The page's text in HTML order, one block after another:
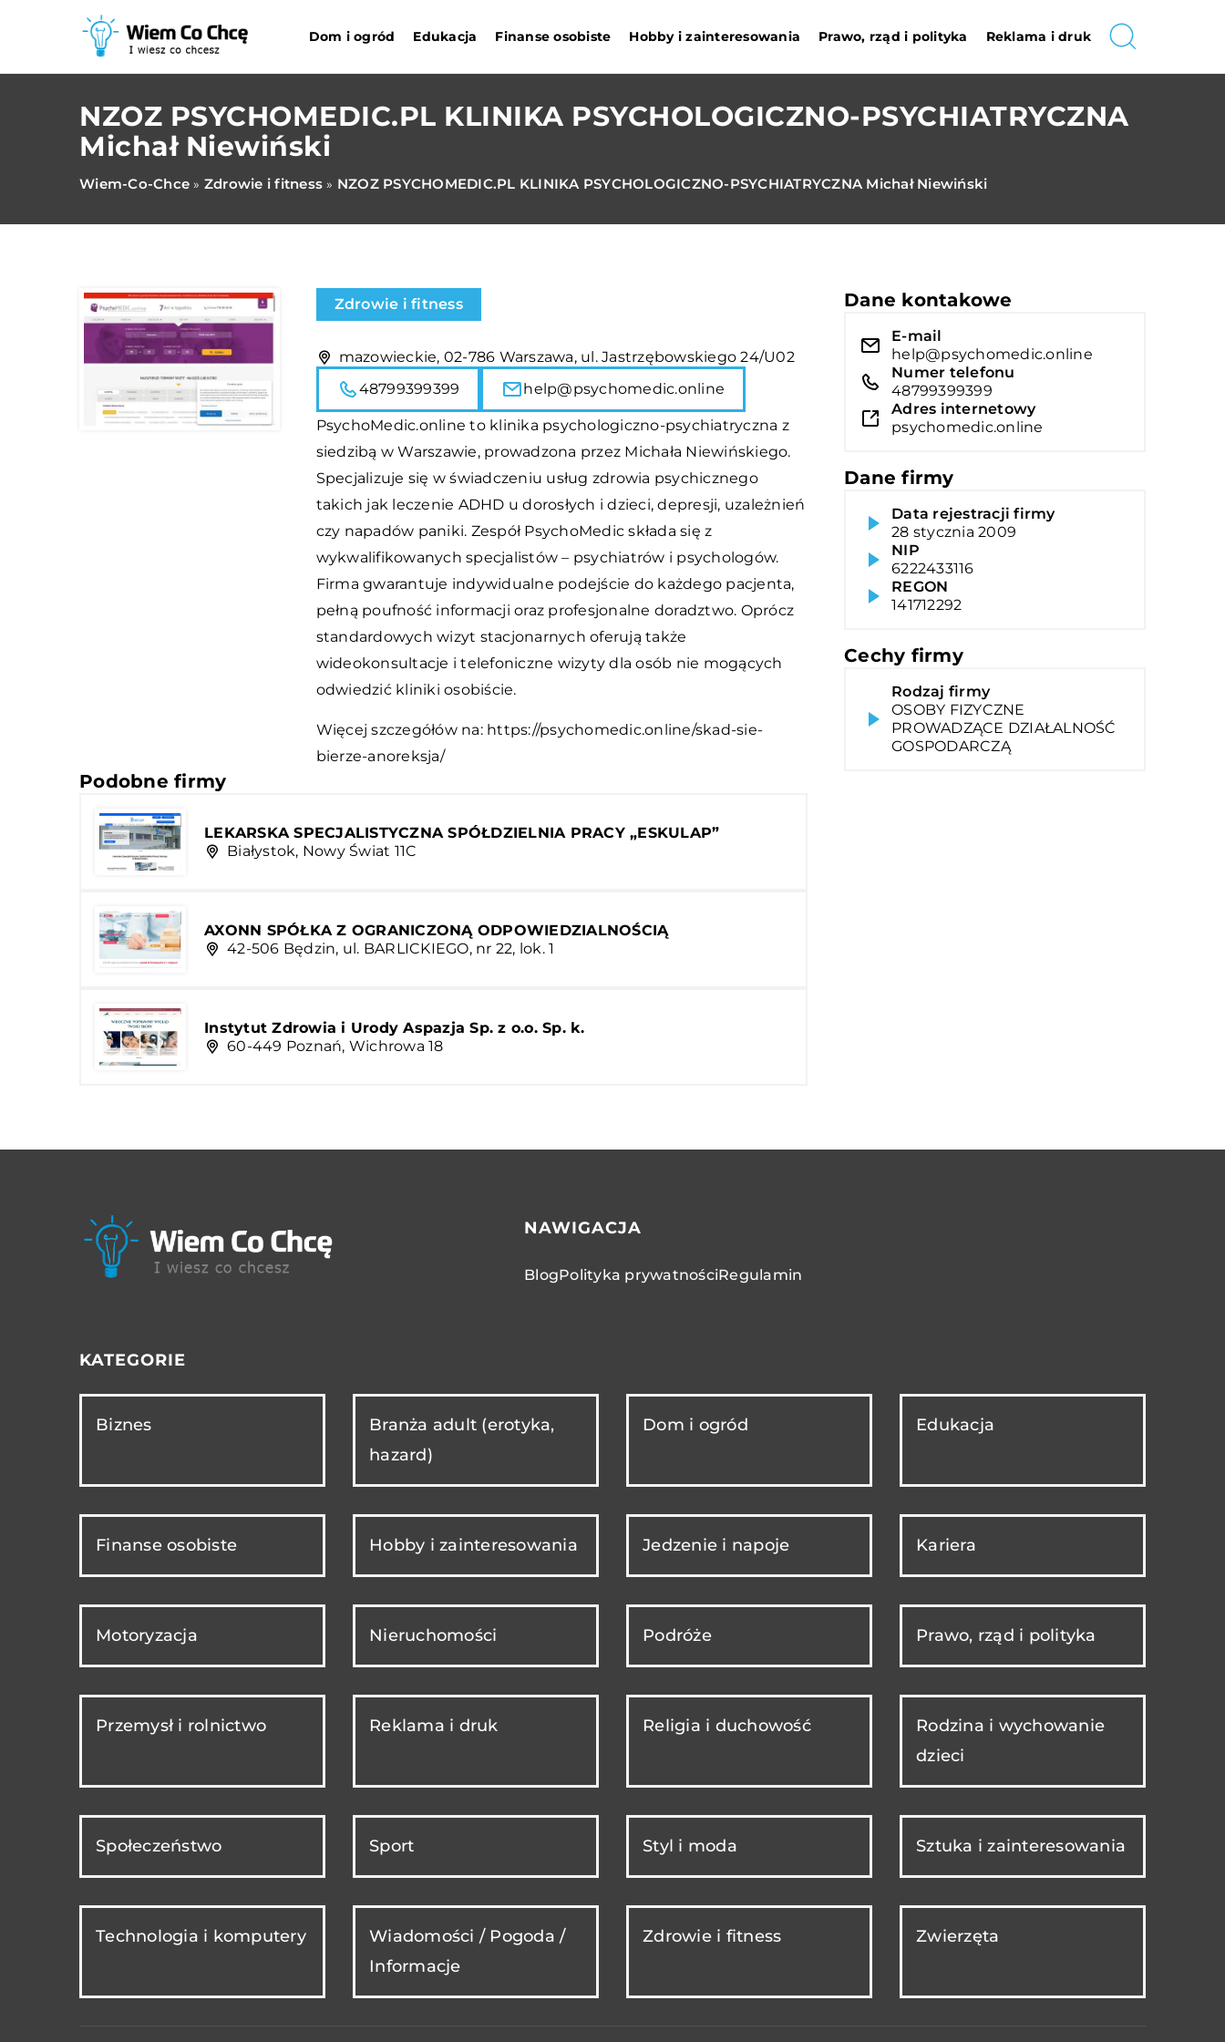
Dom i ogród Edukacja Finanse osobiste Hobby i zainteresowania Prawo, rząd i polityka Reklama i druk
NZOZ PSYCHOMEDIC.PL KLINIKA PSYCHOLOGICZNO-PSYCHIATRYCZNA
Michał Niewiński
Wiem-Co-Chce » Zdrowie i fitness » NZOZ PSYCHOMEDIC.PL KLINIKA PSYCHOLOGICZNO-PSYCHIATRYCZNA Michał Niewiński
Zdrowie i fitness
mazowieckie, 02-786 Warszawa, ul. Jastrzębowskiego 24/U02
48799399399
help@psychomedic.online
PsychoMedic.online to klinika psychologiczno-psychiatryczna z
siedzibą w Warszawie, prowadzona przez Michała Niewińskiego.
Specjalizuje się w świadczeniu usług zdrowia psychicznego
takich jak leczenie ADHD u dorosłych i dzieci, depresji, uzależnień
czy napadów paniki. Zespół PsychoMedic składa się z
wykwalifikowanych specjalistów – psychiatrów i psychologów.
Firma gwarantuje indywidualne podejście do każdego pacjenta,
pełną poufność informacji oraz profesjonalne doradztwo. Oprócz
standardowych wizyt stacjonarnych oferują także
wideokonsultacje i telefoniczne wizyty dla osób nie mogących
odwiedzić kliniki osobiście.
Więcej szczegółów na: https://psychomedic.online/skad-sie-
bierze-anoreksja/
Podobne firmy
LEKARSKA SPECJALISTYCZNA SPÓŁDZIELNIA PRACY „ESKULAP”
Białystok, Nowy Świat 11C
AXONN SPÓŁKA Z OGRANICZONĄ ODPOWIEDZIALNOŚCIĄ
42-506 Będzin, ul. BARLICKIEGO, nr 22, lok. 1
Instytut Zdrowia i Urody Aspazja Sp. z o.o. Sp. k.
60-449 Poznań, Wichrowa 18
Dane kontakowe
E-mail
help@psychomedic.online
Numer telefonu
48799399399
Adres internetowy
psychomedic.online
Dane firmy
Data rejestracji firmy
28 stycznia 2009
NIP
6222433116
REGON
141712292
Cechy firmy
Rodzaj firmy
OSOBY FIZYCZNE
PROWADZĄCE DZIAŁALNOŚĆ
GOSPODARCZĄ
NAWIGACJA
BlogPolityka prywatnościRegulamin
KATEGORIE
Biznes
Branża adult (erotyka,
hazard)
Dom i ogród Edukacja
Finanse osobiste Hobby i zainteresowania Jedzenie i napoje Kariera
Motoryzacja Nieruchomości Podróże Prawo, rząd i polityka
Przemysł i rolnictwo Reklama i druk Religia i duchowość
Rodzina i wychowanie
dzieci
Społeczeństwo Sport Styl i moda Sztuka i zainteresowania
Technologia i komputery
Wiadomości / Pogoda /
Informacje
Zdrowie i fitness Zwierzęta